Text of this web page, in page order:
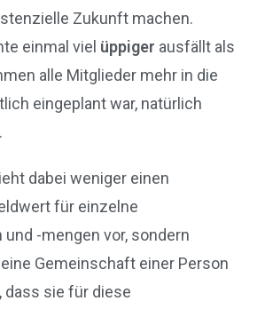
Zukunft machen.
einmal viel üppiger ausfällt als
alle Mitglieder mehr in die
eingeplant war, natürlich
.
dabei weniger einen
für einzelne
-mengen vor, sondern
Gemeinschaft einer Person
dass sie für diese